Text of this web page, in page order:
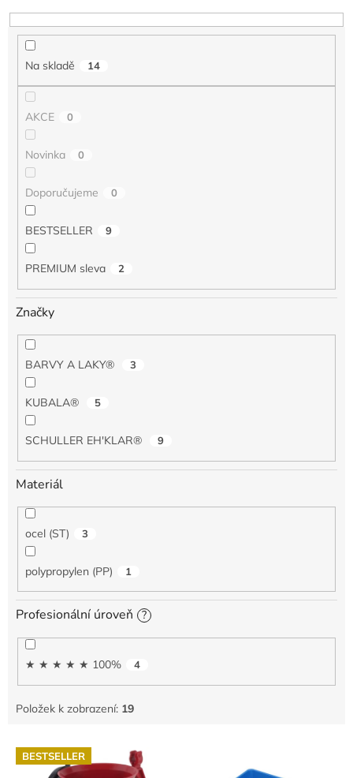
u
Na skladě 14
AKCE 0
Novinka 0
Doporučujeme 0
BESTSELLER 9
PREMIUM sleva 2
Značky
BARVY A LAKY® 3
KUBALA® 5
SCHULLER EH'KLAR® 9
Materiál
ocel (ST) 3
polypropylen (PP) 1
Profesionální úroveň ?
★ ★ ★ ★ ★ 100% 4
Položek k zobrazení: 19
V BESTSELLER